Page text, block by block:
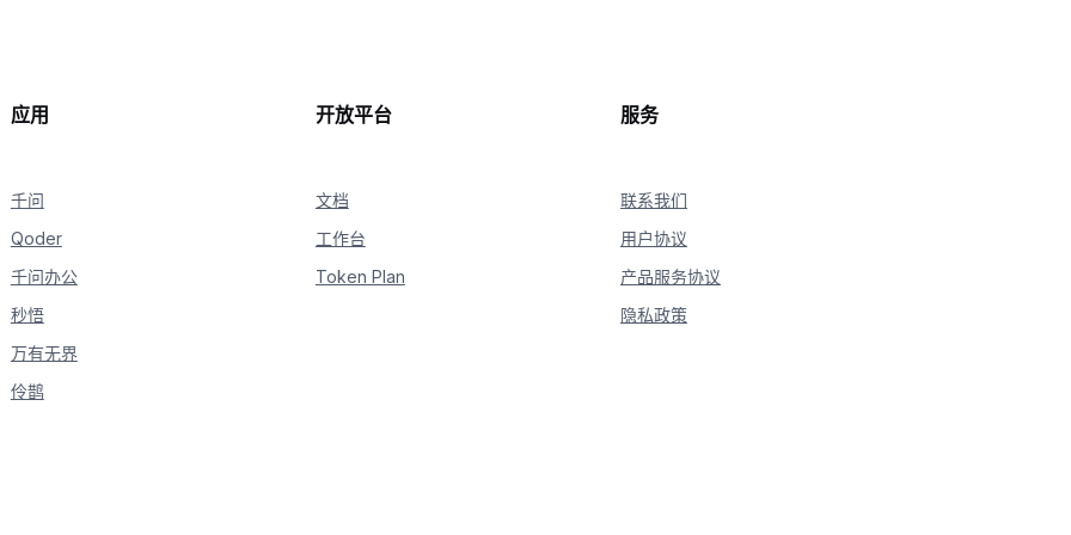
"=" * 20
                is_answering
= True
应用
千问
Qoder
千问办公
秒悟
万有无界
伶鹊
开放平台
文档
工作台
Token Plan
服务
联系我们
用户协议
产品服务协议
隐私政策